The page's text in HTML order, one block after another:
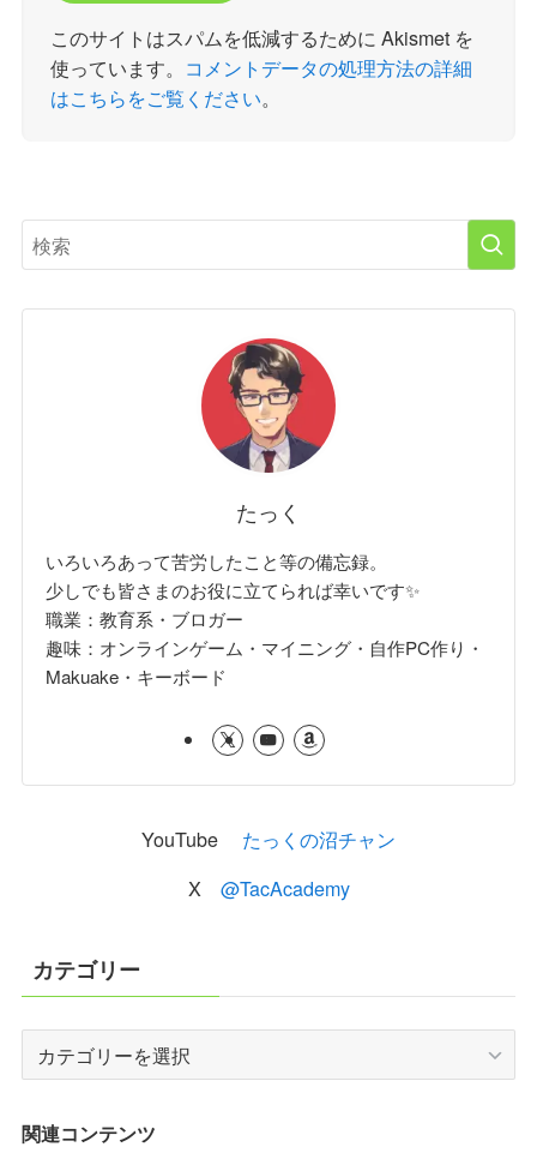
このサイトはスパムを低減するために Akismet を
使っています。 コメントデータの処理方法の詳細
はこちらをご覧ください。
たっく
いろいろあって苦労したこと等の備忘録。
少しでも皆さまのお役に立てられば幸いです✨
職業：教育系・ブロガー
趣味：オンラインゲーム・マイニング・自作PC作り・
Makuake・キーボード
YouTube たっくの沼チャン
X @TacAcademy
カテゴリー
テ
リ
関連コンテンツ